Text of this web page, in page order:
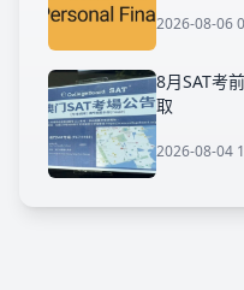
2026-08-06
8月SAT考
取
2026-08-04